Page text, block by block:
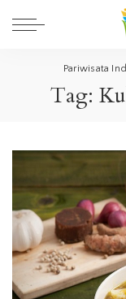
Pariwisata
Tag: